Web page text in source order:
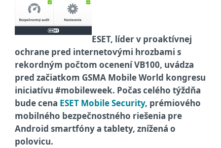
ESET, líder v proaktívnej
ochrane pred internetovými hrozbami s
rekordným počtom ocenení VB100, uvádza
pred začiatkom GSMA Mobile World kongresu
iniciatívu #mobileweek. Počas celého týždňa
bude cena ESET Mobile Security, prémiového
mobilného bezpečnostného riešenia pre
Android smartfóny a tablety, znížená o
polovicu.